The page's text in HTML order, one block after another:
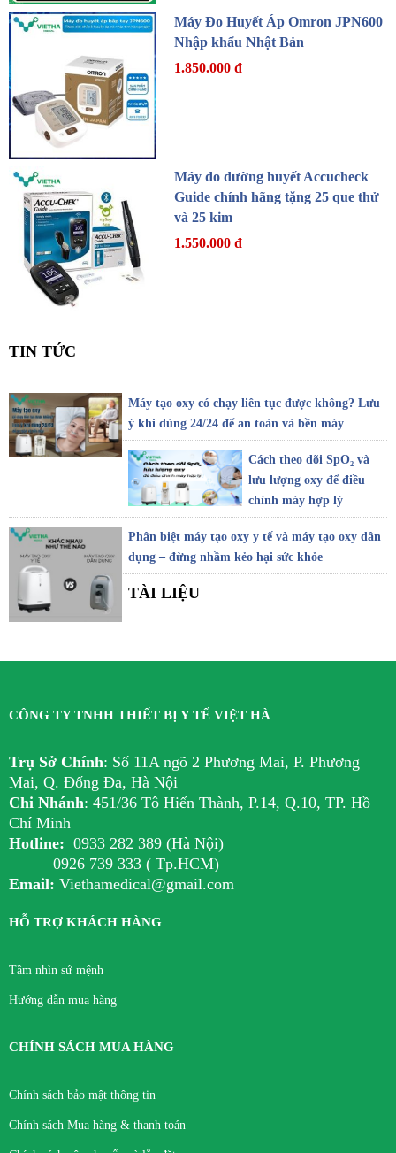
Máy Đo Huyết Áp Omron JPN600
Nhập khẩu Nhật Bản
1.850.000 đ
Máy đo đường huyết Accucheck
Guide chính hãng tặng 25 que thử
và 25 kim
1.550.000 đ
TIN TỨC
Máy tạo oxy có chạy liên tục được không? Lưu
ý khi dùng 24/24 để an toàn và bền máy
Cách theo dõi SpO₂ và
lưu lượng oxy để điều
chỉnh máy hợp lý
Phân biệt máy tạo oxy y tế và máy tạo oxy dân
dụng – đừng nhầm kẻo hại sức khỏe
TÀI LIỆU
CÔNG TY TNHH THIẾT BỊ Y TẾ VIỆT HÀ
Trụ Sở Chính: Số 11A ngõ 2 Phương Mai, P. Phương
Mai, Q. Đống Đa, Hà Nội
Chi Nhánh: 451/36 Tô Hiến Thành, P.14, Q.10, TP. Hồ
Chí Minh
Hotline: 0933 282 389 (Hà Nội)
0926 739 333 ( Tp.HCM)
Email: Viethamedical@gmail.com
HỖ TRỢ KHÁCH HÀNG
Tầm nhìn sứ mệnh
Hướng dẫn mua hàng
CHÍNH SÁCH MUA HÀNG
Chính sách bảo mật thông tin
Chính sách Mua hàng & thanh toán